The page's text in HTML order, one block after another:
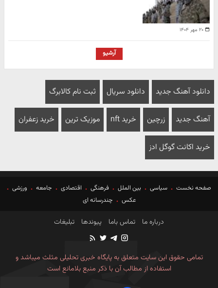
۲۰ مهر ۱۴۰۴
آرشیو
دانلود آهنگ جدید دانلود سریال ثبت نام کالابرگ
آهنگ جدید زرچین خرید nft موزیک ترین خرید زعفران
خرید اکانت گوگل ادز
صفحه نخست سیاسی بین الملل فرهنگی اقتصادی جامعه
ورزشی
عکس
چندرسانه ای
درباره ما تماس باما پیوندها تبلیغات
تمامی حقوق این سایت متعلق به پایگاه خبری تحلیلی مثلث میباشد و
استفاده از مطالب آن با ذکر منبع بلامانع است